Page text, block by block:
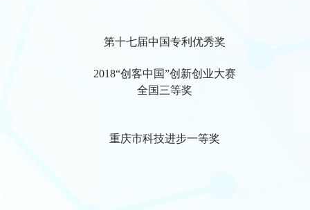
第十七届中国专利优秀奖
2018“创客中国”创新创业大赛
全国三等奖
重庆市科技进步一等奖